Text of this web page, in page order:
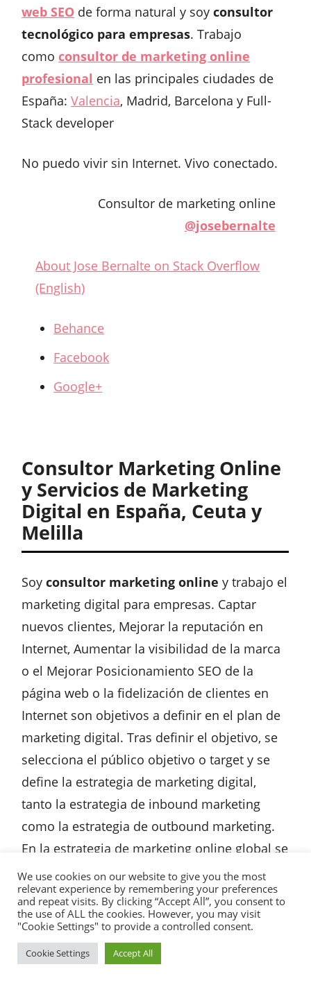
SOBRE MI SERVICIOS PORTFOLIO HERRAMIENTAS BLOG
CONTACTO
web SEO de forma natural y soy consultor
tecnológico para empresas. Trabajo
como consultor de marketing online
profesional en las principales ciudades de
España:Valencia, Madrid, Barcelona y Full-
Stack developer
No puedo vivir sin Internet. Vivo conectado.
Consultor de marketing online
@josebernalte
About Jose Bernalte on Stack Overflow
(English)
Behance
Facebook
Google+
Consultor Marketing Online
y Servicios de Marketing
Digital en España, Ceuta y
Melilla
Soyconsultor marketing online y trabajo el
marketing digital para empresas. Captar
nuevos clientes, Mejorar la reputación en
Internet, Aumentar la visibilidad de la marca
o el Mejorar Posicionamiento SEO de la
página web o la fidelización de clientes en
Internet son objetivos a definir en el plan de
marketing digital. Tras definir el objetivo, se
selecciona el público objetivo o target y se
define la estrategia de marketing digital,
tanto la estrategia de inbound marketing
como la estrategia de outbound marketing.
En la estrategia de marketing online global se
pueden aplicar todo tipo de técnicas de
marketing digital: Email marketing,
posicionamiento natural SEO, Campañas de
pago PPC SEM para Google en Search, en
Shopping, Display o youTube e incluso en
We use cookies on our website to give you the most
relevant experience by remembering your preferences
and repeat visits. By clicking “Accept All”, you consent to
the use of ALL the cookies. However, you may visit
"Cookie Settings" to provide a controlled consent.
Cookie Settings Accept All